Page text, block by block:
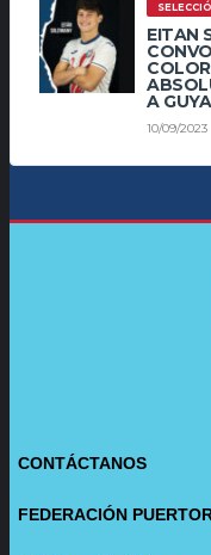
EITAN
A
10/09/2023
CONTÁCTANOS
FEDERACIÓN